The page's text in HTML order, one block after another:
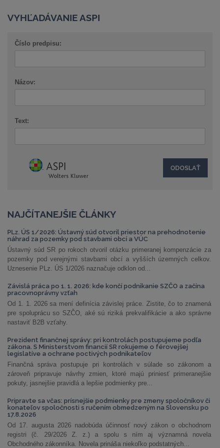
VYHĽADÁVANIE ASPI
Číslo predpisu:
Názov:
Text:
NAJČÍTANEJŠIE ČLÁNKY
PLz. ÚS 1/2026: Ústavný súd otvoril priestor na prehodnotenie
náhrad za pozemky pod stavbami obcí a VÚC
Ústavný súd SR po rokoch otvoril otázku primeranej kompenzácie za
pozemky pod verejnými stavbami obcí a vyšších územných celkov.
Uznesenie PLz. ÚS 1/2026 naznačuje odklon od...
Závislá práca po 1. 1. 2026: kde končí podnikanie SZČO a začína
pracovnoprávny vzťah
Od 1. 1. 2026 sa mení definícia závislej práce. Zistite, čo to znamená
pre spoluprácu so SZČO, aké sú riziká prekvalifikácie a ako správne
nastaviť B2B vzťahy.
Prezident finančnej správy: pri kontrolách postupujeme podľa
zákona. S Ministerstvom financií SR rokujeme o férovejšej
legislatíve a ochrane poctivých podnikateľov
Finančná správa postupuje pri kontrolách v súlade so zákonom a
zároveň pripravuje návrhy zmien, ktoré majú priniesť primeranejšie
pokuty, jasnejšie pravidlá a lepšie podmienky pre...
Pripravte sa včas: prísnejšie podmienky pre zmeny spoločníkov či
konateľov spoločnosti s ručením obmedzeným na Slovensku po
17.8.2026
Od 17. augusta 2026 nadobúda účinnosť nový zákon o obchodnom
registri (č. 29/2026 Z. z.) a spolu s ním aj významná novela
Obchodného zákonníka. Novela prináša niekoľko podstatných...